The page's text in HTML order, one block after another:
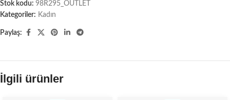
Stok kodu: 98R295_OUTLET
Kategoriler: Kadın
Paylaş:
İlgili ürünler